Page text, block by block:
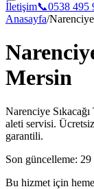
İletişim📞0538 495
Anasayfa/
Mersin
Narenciye
aleti servisi.
garantili.
Son güncelleme: 29
Bu hizmet için